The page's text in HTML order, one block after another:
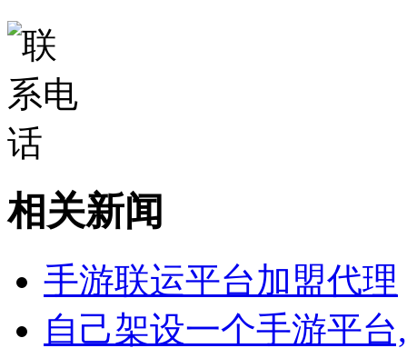
相关新闻
手游联运平台加盟代理
自己架设一个手游平